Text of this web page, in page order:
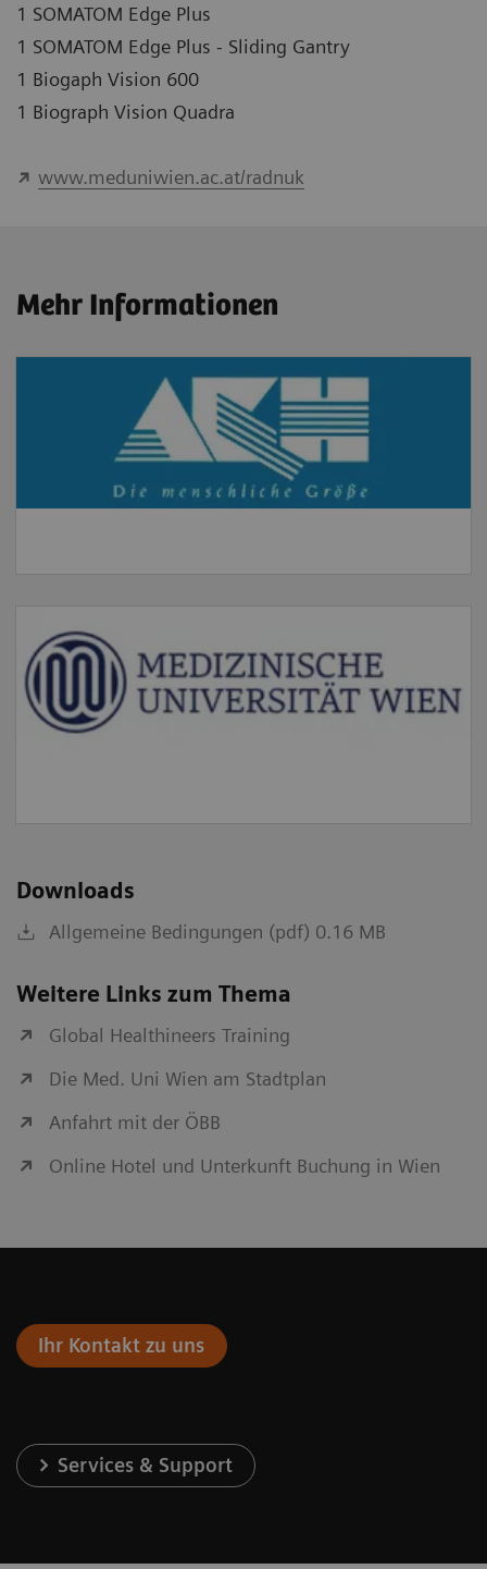
1 SOMATOM Edge Plus
1 SOMATOM Edge Plus - Sliding Gantry
1 Biogaph Vision 600
1 Biograph Vision Quadra
www.meduniwien.ac.at/radnuk
Mehr Informationen
Downloads
Allgemeine Bedingungen (pdf) 0.16 MB
Weitere Links zum Thema
Global Healthineers Training
Die Med. Uni Wien am Stadtplan
Anfahrt mit der ÖBB
Online Hotel und Unterkunft Buchung in Wien
Ihr Kontakt zu uns
Services & Support